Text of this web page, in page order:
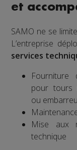
et
SAMO ne se
L’entreprise
services
Fourniture
pour tours
ou
Mise aux
technique